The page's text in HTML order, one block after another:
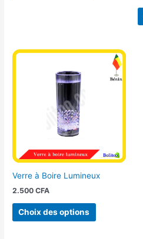
Verre à Boire Lumineux
2.500CFA
Choix des options
Ce
produit
être
choisies
du